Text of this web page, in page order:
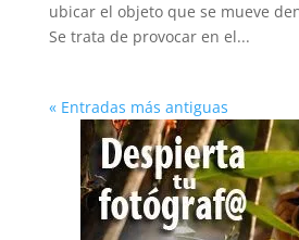
ubicar el objeto que se mueve
Se trata de provocar en el...
« Entradas más antiguas